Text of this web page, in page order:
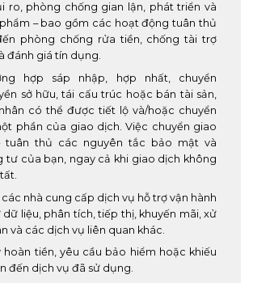
ro, phòng chống gian lận, phát triển và
– bao gồm các hoạt động tuân thủ
phòng chống rửa tiền, chống tài trợ
đánh giá tín dụng.
hợp sáp nhập, hợp nhất, chuyển
sở hữu, tái cấu trúc hoặc bán tài sản,
có thể được tiết lộ và/hoặc chuyển
phần của giao dịch. Việc chuyển giao
tuân thủ các nguyên tắc bảo mật và
tư của bạn, ngay cả khi giao dịch không
nhà cung cấp dịch vụ hỗ trợ vận hành
dữ liệu, phân tích, tiếp thị, khuyến mãi, xử
và các dịch vụ liên quan khác.
hoàn tiền, yêu cầu bảo hiểm hoặc khiếu
đến dịch vụ đã sử dụng.